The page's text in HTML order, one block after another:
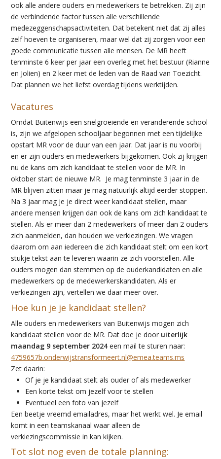
ook alle andere ouders en medewerkers te betrekken. Zij zijn
de verbindende factor tussen alle verschillende
medezeggenschapsactiviteiten. Dat betekent niet dat zij alles
zelf hoeven te organiseren, maar wel dat zij zorgen voor een
goede communicatie tussen alle mensen. De MR heeft
tenminste 6 keer per jaar een overleg met het bestuur (Rianne
en Jolien) en 2 keer met de leden van de Raad van Toezicht.
Dat plannen we het liefst overdag tijdens werktijden.
Vacatures
Omdat Buitenwijs een snelgroeiende en veranderende school
is, zijn we afgelopen schooljaar begonnen meteentijdelijke
opstart MRvoor de duur vaneen jaar. Dat jaar is nu voorbij
en er zijn ouders en medewerkers bijgekomen.Ook zij krijgen
nu de kans om zich kandidaat te stellen voor de MR. In
oktober start de nieuwe MR. Je mag tenminste 3 jaar in de
MR blijven zitten maar je mag natuurlijk altijd eerder stoppen.
Na 3 jaar mag je je direct weer kandidaat stellen, maar
andere mensen krijgen dan ook de kans om zich kandidaat te
stellen. Als er meer dan 2 medewerkers of meer dan 2 ouders
zich aanmelden, dan houden we verkiezingen. We vragen
daarom om aan iedereen die zich kandidaat stelt om een kort
stukje tekst aan te leveren waarin ze zich voorstellen. Alle
ouders mogen dan stemmen op de ouderkandidaten en alle
medewerkers op de medewerkerskandidaten. Als er
verkiezingen zijn, vertellen we daar meer over.
Hoe kun je je kandidaat stellen?
Alle ouders en medewerkers van Buitenwijsmogen zich
kandidaat stellen voor de MR. Dat doe jedoor uiterlijk
maandag 9 september 2024 een mail te sturen naar:
4759657b.onderwijstransformeert.nl@emea.teams.ms
Zet daarin:
Of je je kandidaat stelt als ouder of als medewerker
Een korte tekst om jezelf voor te stellen
Eventueel een foto van jezelf
Een beetje vreemd emailadres, maar het werkt wel. Je email
komt in eenteamskanaal waar alleende
verkiezingscommissiein kan kijken.
Tot slot nog even de totale planning: